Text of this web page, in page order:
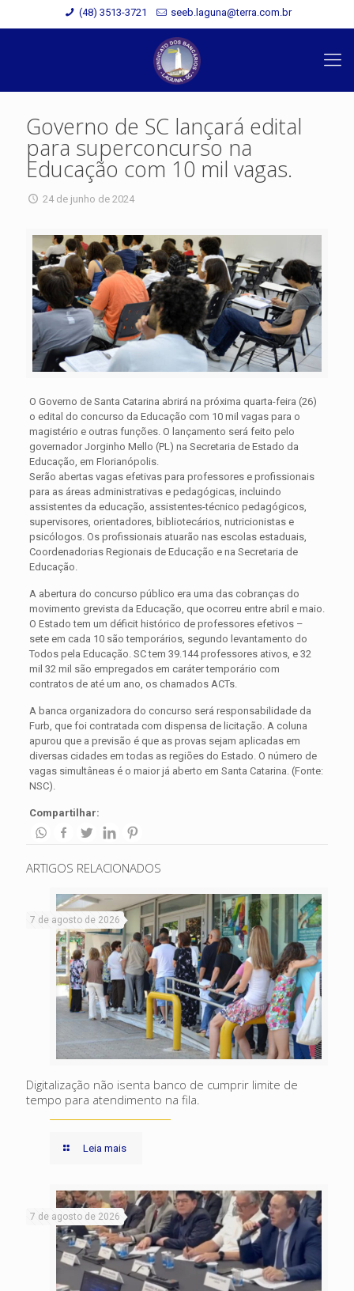
(48) 3513-3721 seeb.laguna@terra.com.br
Governo de SC lançará edital
para superconcurso na
Educação com 10 mil vagas.
24 de junho de 2024
O Governo de Santa Catarina abrirá na próxima quarta-feira (26)
o edital do concurso da Educação com 10 mil vagas para o
magistério e outras funções. O lançamento será feito pelo
governador Jorginho Mello (PL) na Secretaria de Estado da
Educação, em Florianópolis.
Serão abertas vagas efetivas para professores e profissionais
para as áreas administrativas e pedagógicas, incluindo
assistentes da educação, assistentes-técnico pedagógicos,
supervisores, orientadores, bibliotecários, nutricionistas e
psicólogos. Os profissionais atuarão nas escolas estaduais,
Coordenadorias Regionais de Educação e na Secretaria de
Educação.
A abertura do concurso público era uma das cobranças do
movimento grevista da Educação, que ocorreu entre abril e maio.
O Estado tem um déficit histórico de professores efetivos –
sete em cada 10 são temporários, segundo levantamento do
Todos pela Educação. SC tem 39.144 professores ativos, e 32
mil 32 mil são empregados em caráter temporário com
contratos de até um ano, os chamados ACTs.
A banca organizadora do concurso será responsabilidade da
Furb, que foi contratada com dispensa de licitação. A coluna
apurou que a previsão é que as provas sejam aplicadas em
diversas cidades em todas as regiões do Estado. O número de
vagas simultâneas é o maior já aberto em Santa Catarina. (Fonte:
NSC).
Compartilhar:
ARTIGOS RELACIONADOS
7 de agosto de 2026
Digitalização não isenta banco de cumprir limite de
tempo para atendimento na fila.
Leia mais
7 de agosto de 2026